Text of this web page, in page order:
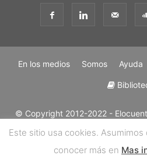
En los medios Somos Ayuda
© Copyright 2012-2022 -
métodos son "Trademark" de
reproducción de contenidos con
Este sitio usa cookies.
conocer más en Mas